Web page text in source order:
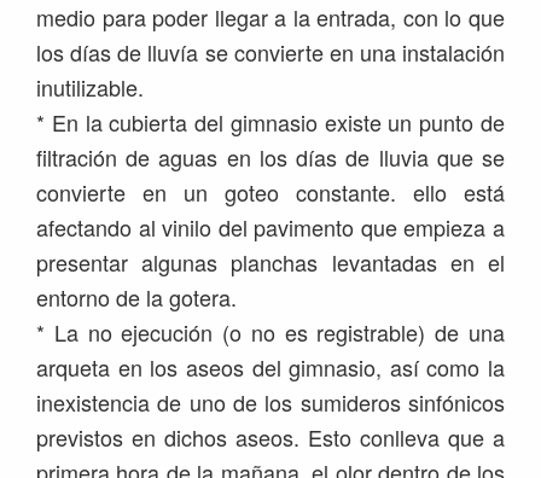
medio para poder llegar a la entrada, con lo que
los días de lluvía se convierte en una instalación
inutilizable.
* En la cubierta del gimnasio existe un punto de
filtración de aguas en los días de lluvia que se
convierte en un goteo constante. ello está
afectando al vinilo del pavimento que empieza a
presentar algunas planchas levantadas en el
entorno de la gotera.
* La no ejecución (o no es registrable) de una
arqueta en los aseos del gimnasio, así como la
inexistencia de uno de los sumideros sinfónicos
previstos en dichos aseos. Esto conlleva que a